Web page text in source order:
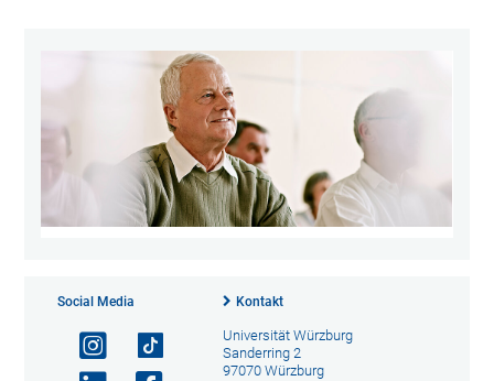
Social Media Kontakt
Universität Würzburg
Sanderring 2
97070 Würzburg